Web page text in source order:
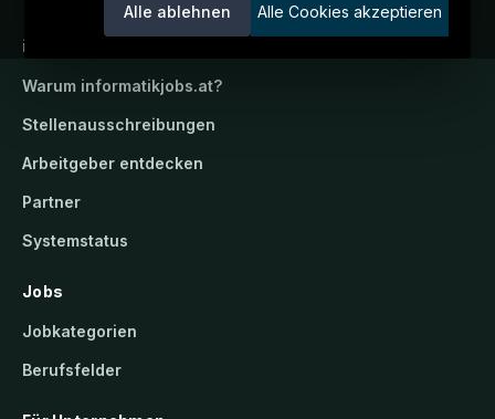
Alle ablehnen Alle Cookies akzeptieren
informatikjobs.at
Warum informatikjobs.at?
Stellenausschreibungen
Arbeitgeber entdecken
Partner
Systemstatus
Jobs
Jobkategorien
Berufsfelder